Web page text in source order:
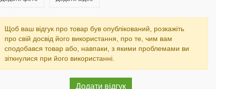
Щоб ваш відгук про товар був опублікований, розкажіть
про свій досвід його використання, про те, чим вам
сподобався товар або, навпаки, з якими проблемами ви
зіткнулися при його використанні.